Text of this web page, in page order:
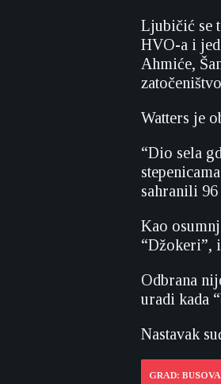
Ljubičić se
HVO-a i
Ahmiće,
Watters je
“Dio sela
sahranili 96
Kao
“Džokeri”,
Odbrana
uradi kada
Nastavak
GRAD: